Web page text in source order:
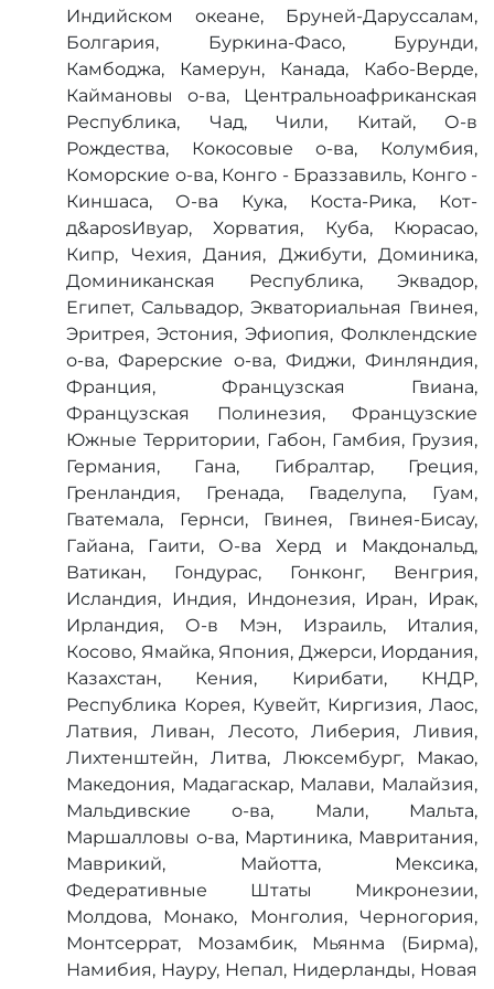
Индийском океане, Бруней-Даруссалам,
Болгария, Буркина-Фасо, Бурунди,
Камбоджа, Камерун, Канада, Кабо-Верде,
Каймановы о-ва, Центральноафриканская
Республика, Чад, Чили, Китай, О-в
Рождества, Кокосовые о-ва, Колумбия,
Коморские о-ва, Конго - Браззавиль, Конго -
Киншаса, О-ва Кука, Коста-Рика, Кот-
д&aposИвуар, Хорватия, Куба, Кюрасао,
Кипр, Чехия, Дания, Джибути, Доминика,
Доминиканская Республика, Эквадор,
Египет, Сальвадор, Экваториальная Гвинея,
Эритрея, Эстония, Эфиопия, Фолклендские
о-ва, Фарерские о-ва, Фиджи, Финляндия,
Франция, Французская Гвиана,
Французская Полинезия, Французские
Южные Территории, Габон, Гамбия, Грузия,
Германия, Гана, Гибралтар, Греция,
Гренландия, Гренада, Гваделупа, Гуам,
Гватемала, Гернси, Гвинея, Гвинея-Бисау,
Гайана, Гаити, О-ва Херд и Макдональд,
Ватикан, Гондурас, Гонконг, Венгрия,
Исландия, Индия, Индонезия, Иран, Ирак,
Ирландия, О-в Мэн, Израиль, Италия,
Косово, Ямайка, Япония, Джерси, Иордания,
Казахстан, Кения, Кирибати, КНДР,
Республика Корея, Кувейт, Киргизия, Лаос,
Латвия, Ливан, Лесото, Либерия, Ливия,
Лихтенштейн, Литва, Люксембург, Макао,
Македония, Мадагаскар, Малави, Малайзия,
Мальдивские о-ва, Мали, Мальта,
Маршалловы о-ва, Мартиника, Мавритания,
Маврикий, Майотта, Мексика,
Федеративные Штаты Микронезии,
Молдова, Монако, Монголия, Черногория,
Монтсеррат, Мозамбик, Мьянма (Бирма),
Намибия, Науру, Непал, Нидерланды, Новая